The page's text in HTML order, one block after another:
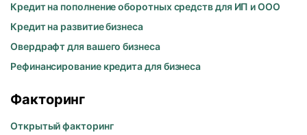
Кредит на пополнение оборотных средств для ИП и ООО
Кредит на развитие бизнеса
Овердрафт для вашего бизнеса
Рефинансирование кредита для бизнеса
Факторинг
Открытый факторинг